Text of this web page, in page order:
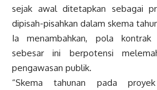
sejak awal ditetapkan sebagai
dipisah-pisahkan dalam skema
Ia menambahkan, pola
sebesar ini berpotensi
pengawasan publik.
“Skema tahunan pada